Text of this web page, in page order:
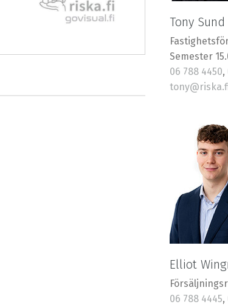
Tony Sund
Semester
06 788 4450,
Elliot
06 788 4445,